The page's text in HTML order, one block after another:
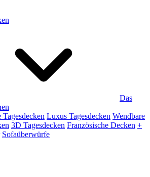
Das
Luxus Tagesdecken Wendbare
3D Tagesdecken Französische Decken +
Sofaüberwürfe